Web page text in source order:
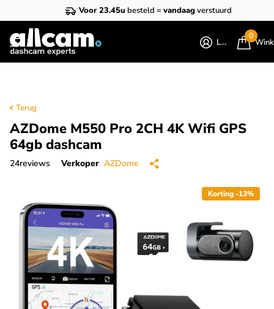
Voor 23.45u besteld = vandaagverstuurd
Login
0
Terug
AZDome M550 Pro 2CH 4K Wifi GPS
64gb dashcam
24reviews Verkoper AZDome
Korting -13%